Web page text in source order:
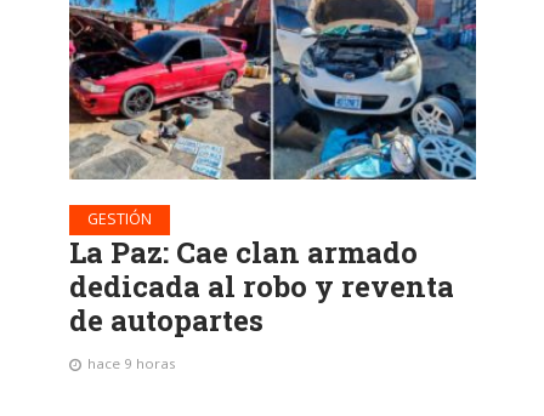
GESTIÓN
La Paz: Cae clan armado
dedicada al robo y reventa
de autopartes
hace 9 horas